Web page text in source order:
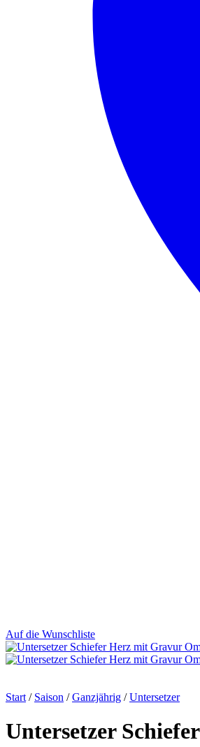
Auf die Wunschliste
Start / Saison / Ganzjährig / Untersetzer
Untersetzer